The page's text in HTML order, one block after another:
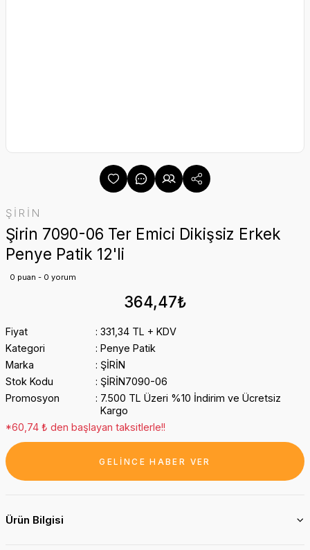
ŞİRİN
Şirin 7090-06 Ter Emici Dikişsiz Erkek
Penye Patik 12'li
0 puan - 0 yorum
364,47₺
Fiyat
331,34 TL + KDV
Kategori
Penye Patik
Marka
ŞİRİN
Stok Kodu
ŞİRİN7090-06
Promosyon
7.500 TL Üzeri %10 İndirim ve Ücretsiz
Kargo
*60,74 ₺ den başlayan taksitlerle!!
GELİNCE HABER VER
Ürün Bilgisi